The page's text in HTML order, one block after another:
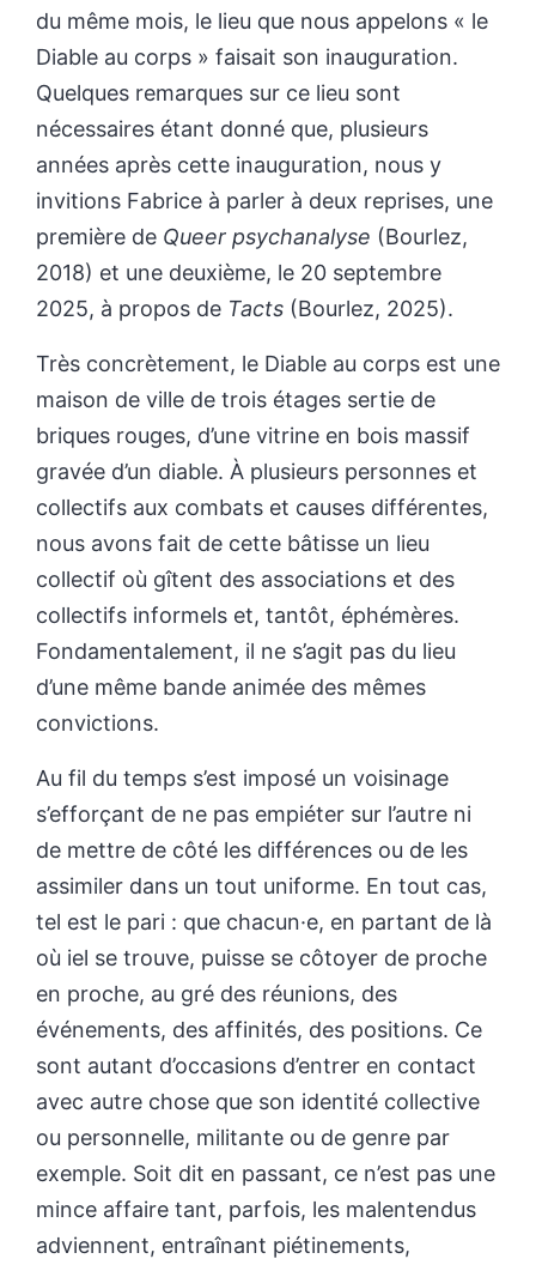
du même mois, le lieu que nous appelons « le
Diable au corps » faisait son inauguration.
Quelques remarques sur ce lieu sont
nécessaires étant donné que, plusieurs
années après cette inauguration, nous y
invitions Fabrice à parler à deux reprises, une
première de Queer psychanalyse (Bourlez,
2018) et une deuxième, le 20 septembre
2025, à propos de Tacts (Bourlez, 2025).
Très concrètement, le Diable au corps est une
maison de ville de trois étages sertie de
briques rouges, d’une vitrine en bois massif
gravée d’un diable. À plusieurs personnes et
collectifs aux combats et causes différentes,
nous avons fait de cette bâtisse un lieu
collectif où gîtent des associations et des
collectifs informels et, tantôt, éphémères.
Fondamentalement, il ne s’agit pas du lieu
d’une même bande animée des mêmes
convictions.
Au fil du temps s’est imposé un voisinage
s’efforçant de ne pas empiéter sur l’autre ni
de mettre de côté les différences ou de les
assimiler dans un tout uniforme. En tout cas,
tel est le pari : que chacun·e, en partant de là
où iel se trouve, puisse se côtoyer de proche
en proche, au gré des réunions, des
événements, des affinités, des positions. Ce
sont autant d’occasions d’entrer en contact
avec autre chose que son identité collective
ou personnelle, militante ou de genre par
exemple. Soit dit en passant, ce n’est pas une
mince affaire tant, parfois, les malentendus
adviennent, entraînant piétinements,